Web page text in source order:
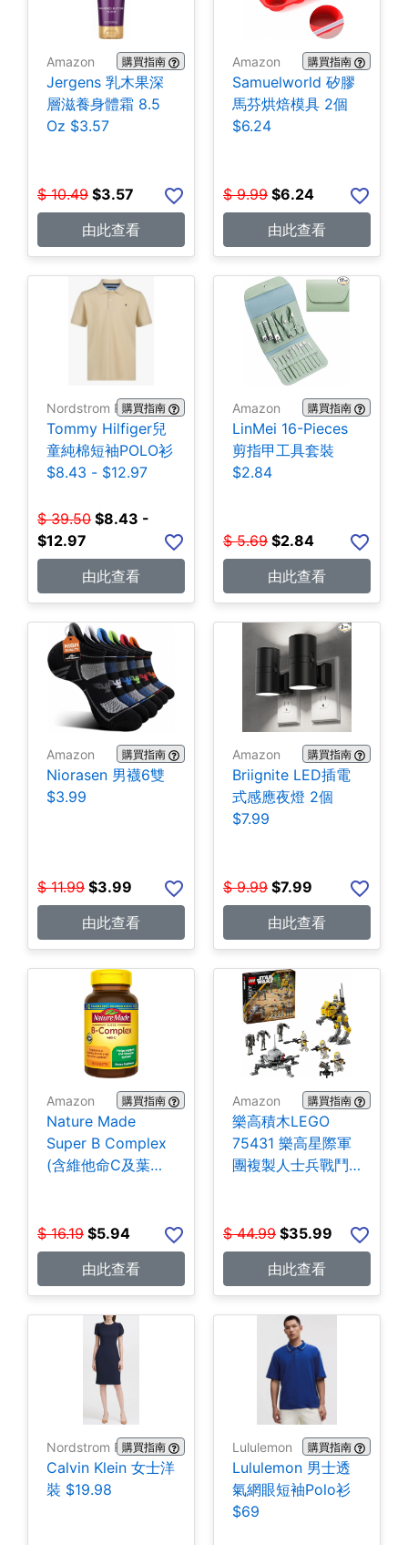
Amazon 購買指南
Jergens 乳木果深
層滋養身體霜 8.5
Oz $3.57
$ 10.49 $3.57
由此查看
Amazon 購買指南
Samuelworld 矽膠
馬芬烘焙模具 2個
$6.24
$ 9.99 $6.24
由此查看
Nordstrom Rack購買指南
Tommy Hilfiger兒
童純棉短袖POLO衫
$8.43 - $12.97
$ 39.50 $8.43 -
$12.97
由此查看
Amazon 購買指南
LinMei 16-Pieces
剪指甲工具套裝
$2.84
$ 5.69 $2.84
由此查看
Amazon 購買指南
Niorasen 男襪6雙
$3.99
$ 11.99 $3.99
由此查看
Amazon 購買指南
Briignite LED插電
式感應夜燈 2個
$7.99
$ 9.99 $7.99
由此查看
Amazon 購買指南
Nature Made
Super B Complex
(含維他命C及葉酸)
$ 16.19 $5.94
由此查看
Amazon 購買指南
樂高積木LEGO
75431 樂高星際軍
團複製人士兵戰鬥
$ 44.99 $35.99
由此查看
Nordstrom Rack購買指南
Calvin Klein 女士洋
裝 $19.98
Lululemon 購買指南
Lululemon 男士透
氣網眼短袖Polo衫
$69